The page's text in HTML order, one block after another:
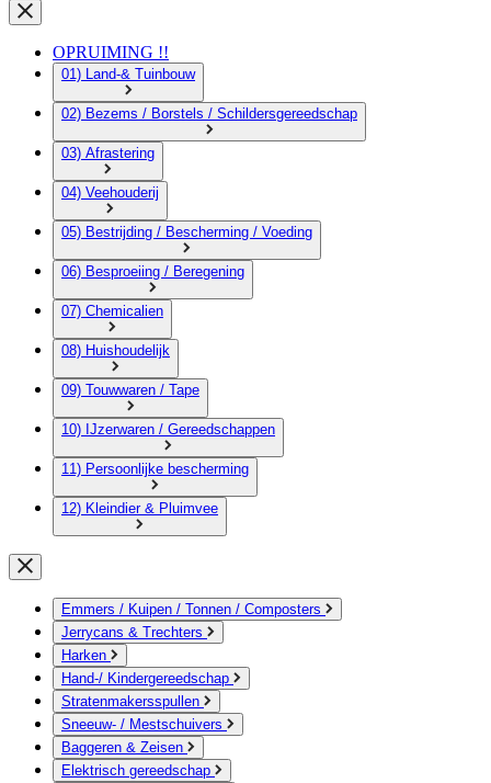
OPRUIMING !!
01) Land-& Tuinbouw
02) Bezems / Borstels / Schildersgereedschap
03) Afrastering
04) Veehouderij
05) Bestrijding / Bescherming / Voeding
06) Besproeiing / Beregening
07) Chemicalien
08) Huishoudelijk
09) Touwwaren / Tape
10) IJzerwaren / Gereedschappen
11) Persoonlijke bescherming
12) Kleindier & Pluimvee
Emmers / Kuipen / Tonnen / Composters
Jerrycans & Trechters
Harken
Hand-/ Kindergereedschap
Stratenmakersspullen
Sneeuw- / Mestschuivers
Baggeren & Zeisen
Elektrisch gereedschap